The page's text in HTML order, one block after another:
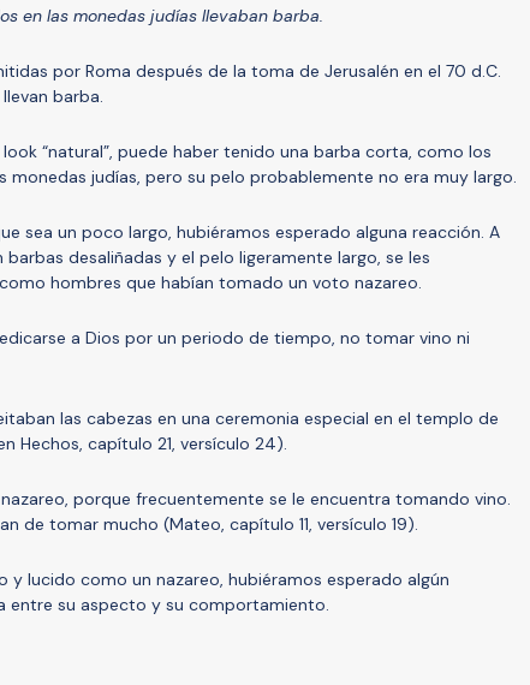
en las monedas judías llevaban barba.
por Roma después de la toma de Jerusalén en el 70 d.C.
barba.
“natural”, puede haber tenido una barba corta, como los
monedas judías, pero su pelo probablemente no era muy largo.
sea un poco largo, hubiéramos esperado alguna reacción. A
desaliñadas y el pelo ligeramente largo, se les
hombres que habían tomado un voto nazareo.
a Dios por un periodo de tiempo, no tomar vino ni
las cabezas en una ceremonia especial en el templo de
Hechos, capítulo 21, versículo 24).
porque frecuentemente se le encuentra tomando vino.
de tomar mucho (Mateo, capítulo 11, versículo 19).
y lucido como un nazareo, hubiéramos esperado algún
entre su aspecto y su comportamiento.